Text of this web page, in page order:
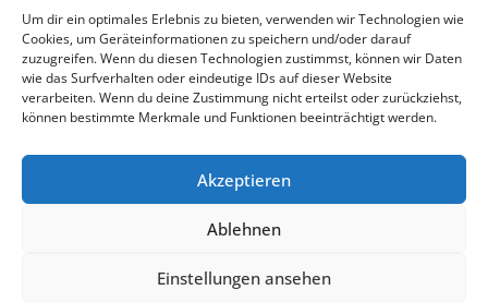
Um dir ein optimales Erlebnis zu bieten, verwenden wir Technologien wie
Cookies, um Geräteinformationen zu speichern und/oder darauf
zuzugreifen. Wenn du diesen Technologien zustimmst, können wir Daten
wie das Surfverhalten oder eindeutige IDs auf dieser Website
verarbeiten. Wenn du deine Zustimmung nicht erteilst oder zurückziehst,
können bestimmte Merkmale und Funktionen beeinträchtigt werden.
Akzeptieren
Ablehnen
Einstellungen ansehen
Wr. Neustädter Straße 1
2733 Grünbach am Schneeberg
Öffnungszeiten Gemeindeamt:
Montag: 8.00 – 12.00 Uhr und 14.00 – 18.00 Uhr
Freitag: 8.00 – 12.00 Uhr
Email: